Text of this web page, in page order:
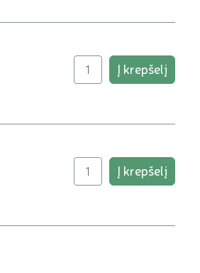
Į krepšelį
Į krepšelį